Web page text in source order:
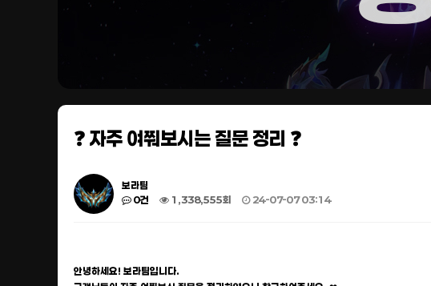
❓ 자주 여쭤보시는 질문 정리 ❓
보라팀
0건
1,338,555회 24-07-07 03:14
안녕하세요! 보라팀입니다.